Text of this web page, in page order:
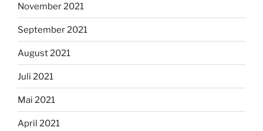
November 2021
September 2021
August 2021
Juli 2021
Mai 2021
April 2021